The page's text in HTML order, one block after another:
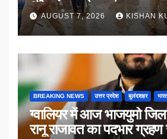
किया संवाद
AUGUST 7, 2026 KISHAN
BREAKING NEWS उत्तर प्रदेश बुलंदशहर
ग्वालियर में आज भाजयुमो
रानू राजावत का पदभार ग्रहण